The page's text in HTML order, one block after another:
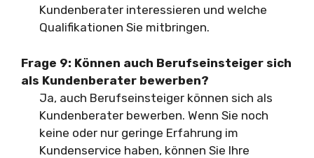
Kundenberater interessieren und welche
Qualifikationen Sie mitbringen.
Frage 9: Können auch Berufseinsteiger sich
als Kundenberater bewerben?
Ja, auch Berufseinsteiger können sich als
Kundenberater bewerben. Wenn Sie noch
keine oder nur geringe Erfahrung im
Kundenservice haben, können Sie Ihre